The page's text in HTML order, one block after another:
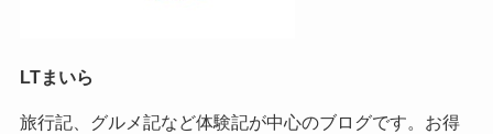
LTまいら
旅行記、グルメ記など体験記が中心のブログです。お得